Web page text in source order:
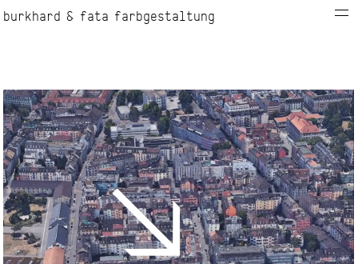
burkhard & fata farbgestaltung